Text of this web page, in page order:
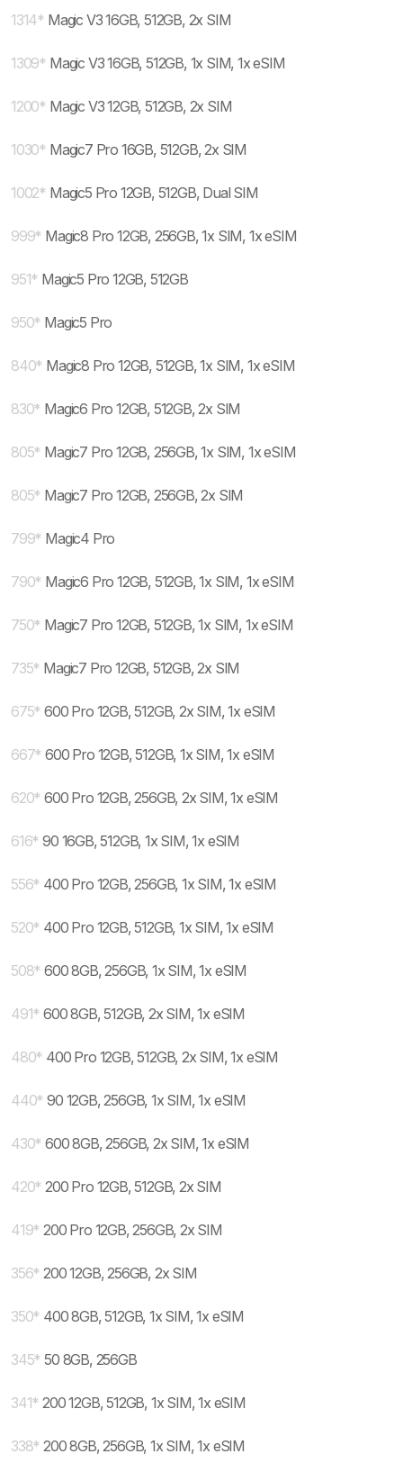
1314* Magic V3 16GB, 512GB, 2x SIM
1309* Magic V3 16GB, 512GB, 1x SIM, 1x eSIM
1200* Magic V3 12GB, 512GB, 2x SIM
1030* Magic7 Pro 16GB, 512GB, 2x SIM
1002* Magic5 Pro 12GB, 512GB, Dual SIM
999* Magic8 Pro 12GB, 256GB, 1x SIM, 1x eSIM
951* Magic5 Pro 12GB, 512GB
950* Magic5 Pro
840* Magic8 Pro 12GB, 512GB, 1x SIM, 1x eSIM
830* Magic6 Pro 12GB, 512GB, 2x SIM
805* Magic7 Pro 12GB, 256GB, 1x SIM, 1x eSIM
805* Magic7 Pro 12GB, 256GB, 2x SIM
799* Magic4 Pro
790* Magic6 Pro 12GB, 512GB, 1x SIM, 1x eSIM
750* Magic7 Pro 12GB, 512GB, 1x SIM, 1x eSIM
735* Magic7 Pro 12GB, 512GB, 2x SIM
675* 600 Pro 12GB, 512GB, 2x SIM, 1x eSIM
667* 600 Pro 12GB, 512GB, 1x SIM, 1x eSIM
620* 600 Pro 12GB, 256GB, 2x SIM, 1x eSIM
616* 90 16GB, 512GB, 1x SIM, 1x eSIM
556* 400 Pro 12GB, 256GB, 1x SIM, 1x eSIM
520* 400 Pro 12GB, 512GB, 1x SIM, 1x eSIM
508* 600 8GB, 256GB, 1x SIM, 1x eSIM
491* 600 8GB, 512GB, 2x SIM, 1x eSIM
480* 400 Pro 12GB, 512GB, 2x SIM, 1x eSIM
440* 90 12GB, 256GB, 1x SIM, 1x eSIM
430* 600 8GB, 256GB, 2x SIM, 1x eSIM
420* 200 Pro 12GB, 512GB, 2x SIM
419* 200 Pro 12GB, 256GB, 2x SIM
356* 200 12GB, 256GB, 2x SIM
350* 400 8GB, 512GB, 1x SIM, 1x eSIM
345* 50 8GB, 256GB
341* 200 12GB, 512GB, 1x SIM, 1x eSIM
338* 200 8GB, 256GB, 1x SIM, 1x eSIM